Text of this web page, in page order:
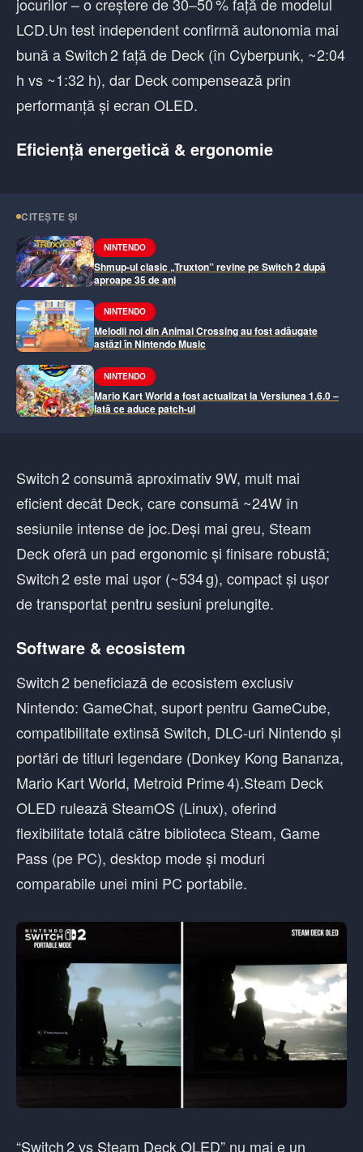
LCD.Un test independent confirmă autonomia mai
bună a Switch 2 față de Deck (în Cyberpunk, ~2:04
h vs ~1:32 h), dar Deck compensează prin
performanță și ecran OLED.
Eficiență energetică & ergonomie
CITEȘTE ȘI
NINTENDO
Shmup-ul clasic „Truxton” revine pe Switch 2 după
aproape 35 de ani
NINTENDO
Melodii noi din Animal Crossing au fost adăugate
astăzi în Nintendo Music
NINTENDO
Mario Kart World a fost actualizat la Versiunea 1.6.0 –
Iată ce aduce patch-ul
Switch 2 consumă aproximativ 9W, mult mai
eficient decât Deck, care consumă ~24W în
sesiunile intense de joc.Deși mai greu, Steam
Deck oferă un pad ergonomic și finisare robustă;
Switch 2 este mai ușor (~534 g), compact și ușor
de transportat pentru sesiuni prelungite.
Software & ecosistem
Switch 2 beneficiază de ecosistem exclusiv
Nintendo: GameChat, suport pentru GameCube,
compatibilitate extinsă Switch, DLC-uri Nintendo și
portări de titluri legendare (Donkey Kong Bananza,
Mario Kart World, Metroid Prime 4).Steam Deck
OLED rulează SteamOS (Linux), oferind
flexibilitate totală către biblioteca Steam, Game
Pass (pe PC), desktop mode și moduri
comparabile unei mini PC portabile.
“Switch 2 vs Steam Deck OLED” nu mai e un